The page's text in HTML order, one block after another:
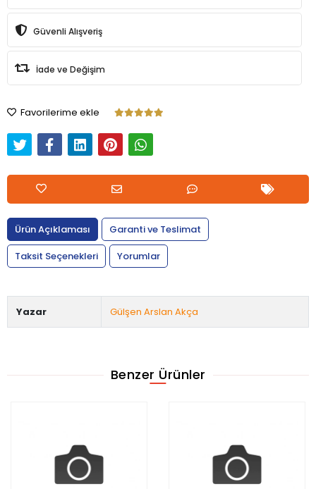
Güvenli Alışveriş
İade ve Değişim
Favorilerime ekle
Ürün Açıklaması
Garanti ve Teslimat
Taksit Seçenekleri
Yorumlar
Yazar Gülşen Arslan Akça
Benzer Ürünler